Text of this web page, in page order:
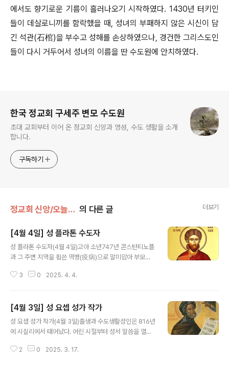
에서도 향기로운 기름이 흘러나오기 시작하였다. 1430년 터키인
들이 데살로니끼를 함락했을 때, 성녀의 부패하지 않은 시신이 담
긴 석관(石棺)을 부수고 성해를 손상하였으나, 경건한 그리스도인
들이 다시 거두어서 성녀의 이름을 딴 수도원에 안치하였다.
한국 정교회 구세주 변모 수도원
초대 교회부터 이어 온 정교회 신앙과 영성, 수도 생활을 소개
합니다.
구독하기
정교회 신앙/오늘의 축일 의 다른 글 더보기
[4월 4일] 성 플라톤 수도자
성 플라톤 수도자(4월 4일)고아 소년747년 콘스탄티노플
과 그 주변 지역을 휩쓴 역병(疫病)으로 말미암아 부모
에서 일하는 삼촌에게 맡겨졌다. 뛰어난 교육을 받은 성인
속적인 관계를 맺는 것과 궁정의 경솔하고 들뜬 생활방식
을 싫어했으므로 기회가 있을 때마다 왕궁을 벗어나 성당
과 수도원에서 기도하였다. 하느님에 대한 사랑으로 세상
고, 두 명의 여자 형제에게는 살아가는 데 필요한 만큼의 돈
3 0 2025. 4. 4.
[4월 3일] 성 요셉 성가 작가
성 요셉 성가 작가(4월 3일)출생과 수도생활성인은 816년
에 시실리에서 태어났다. 어린 시절부터 성서 말씀을 열심
을 점령하고 난 뒤 열다섯 살의 나이에 가족과 함께 펠로폰
2 0 2025. 3. 17.